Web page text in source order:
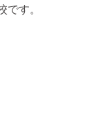
す。